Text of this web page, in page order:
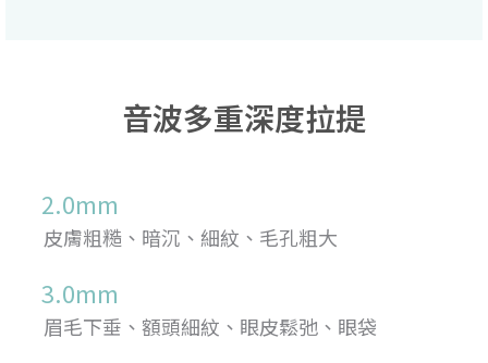
音波多重深度拉提
2.0mm
皮膚粗糙、暗沉、細紋、毛孔粗大
3.0mm
眉毛下垂、額頭細紋、眼皮鬆弛、眼袋